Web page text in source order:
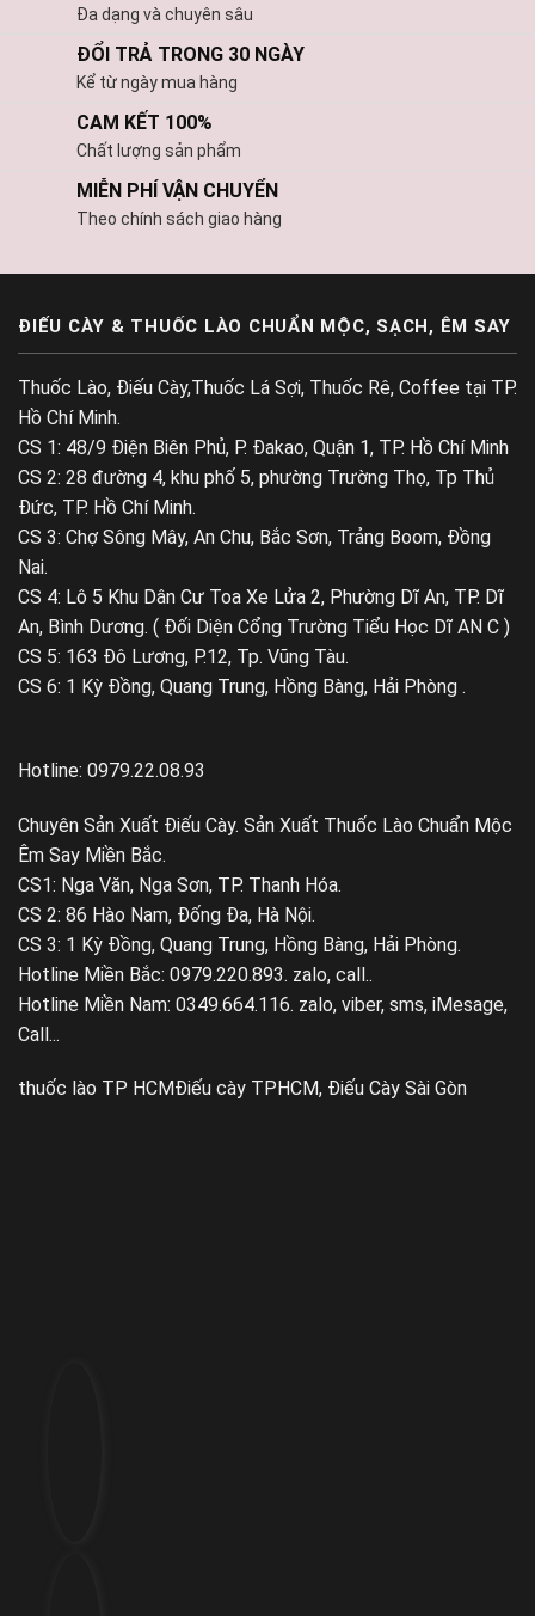
Đa dạng và chuyên sâu
ĐỔI TRẢ TRONG 30 NGÀY
Kể từ ngày mua hàng
CAM KẾT 100%
Chất lượng sản phẩm
MIỄN PHÍ VẬN CHUYỂN
Theo chính sách giao hàng
ĐIẾU CÀY & THUỐC LÀO CHUẨN MỘC, SẠCH, ÊM SAY
Thuốc Lào, Điếu Cày,Thuốc Lá Sợi, Thuốc Rê, Coffee tại TP.
Hồ Chí Minh.
CS 1: 48/9 Điện Biên Phủ, P. Đakao, Quận 1, TP. Hồ Chí Minh
CS 2: 28 đường 4, khu phố 5, phường Trường Thọ, Tp Thủ
Đức, TP. Hồ Chí Minh.
CS 3: Chợ Sông Mây, An Chu, Bắc Sơn, Trảng Boom, Đồng
Nai.
CS 4: Lô 5 Khu Dân Cư Toa Xe Lửa 2, Phường Dĩ An, TP. Dĩ
An, Bình Dương. ( Đối Diện Cổng Trường Tiểu Học Dĩ AN C )
CS 5: 163 Đô Lương, P.12, Tp. Vũng Tàu.
CS 6: 1 Kỳ Đồng, Quang Trung, Hồng Bàng, Hải Phòng .
Hotline: 0979.22.08.93
Chuyên Sản Xuất Điếu Cày. Sản Xuất Thuốc Lào Chuẩn Mộc
Êm Say Miền Bắc.
CS1: Nga Văn, Nga Sơn, TP. Thanh Hóa.
CS 2: 86 Hào Nam, Đống Đa, Hà Nội.
CS 3: 1 Kỳ Đồng, Quang Trung, Hồng Bàng, Hải Phòng.
Hotline Miền Bắc: 0979.220.893. zalo, call..
Hotline Miền Nam: 0349.664.116. zalo, viber, sms, iMesage,
Call...
thuốc lào TP HCMĐiếu cày TPHCM, Điếu Cày Sài Gòn